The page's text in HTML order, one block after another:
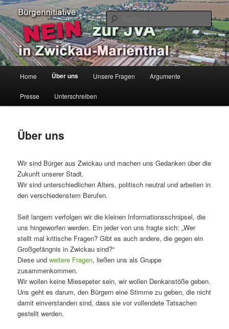
Zum
primären
Inhalt
springenKeine JVA in Zwickau-Marienthal
Bürgerinitiative
Home Über uns Unsere Fragen Argumente
Presse Unterschreiben
Über uns
Wir sind Bürger aus Zwickau und machen uns Gedanken über die
Zukunft unserer Stadt.
Wir sind unterschiedlichen Alters, politisch neutral und arbeiten in
den verschiedenstem Berufen.
Seit langem verfolgen wir die kleinen Informationsschnipsel, die
uns hingeworfen werden. Ein jeder von uns fragte sich: „Wer
stellt mal kritische Fragen? Gibt es auch andere, die gegen ein
Großgefängnis in Zwickau sind?“
Diese undweitere Fragen, ließen uns als Gruppe
zusammenkommen.
Wir wollen keine Miesepeter sein, wir wollen Denkanstöße geben.
Uns geht es darum, den Bürgern eine Stimme zu geben, die nicht
damit einverstanden sind, dass sie vor vollendete Tatsachen
gestellt werden.